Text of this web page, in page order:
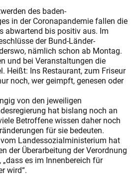
des baden-
in der Coronapandemie fallen die
abwartend bis positiv aus. Im
der Bund-Länder-
nämlich schon ab Montag.
und bei Veranstaltungen die
Heißt: Ins Restaurant, zum Friseur
noch, wer geimpft, genesen oder
von den jeweiligen
hat bislang noch an
Betroffene wissen daher noch
für sie bedeuten.
Landessozialministerium hat
der Überarbeitung der Verordnung
es im Innenbereich für
wird“.